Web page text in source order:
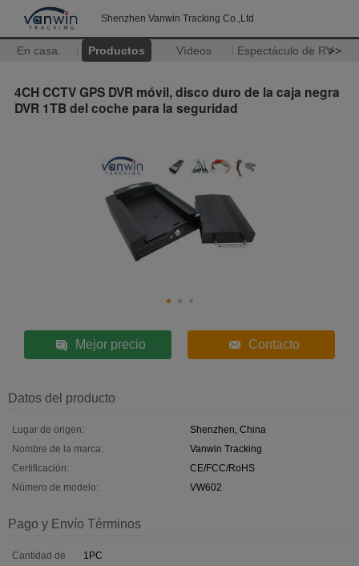
Shenzhen Vanwin Tracking Co.,Ltd
En casa. Productos Vídeos Espectáculo de RV>>
4CH CCTV GPS DVR móvil, disco duro de la caja negra
DVR 1TB del coche para la seguridad
Mejor precio Contacto
Datos del producto
Lugar de origen:
Shenzhen, China
Nombre de la marca:
Vanwin Tracking
Certificación:
CE/FCC/RoHS
Número de modelo:
VW602
Pago y Envío Términos
Cantidad de
1PC